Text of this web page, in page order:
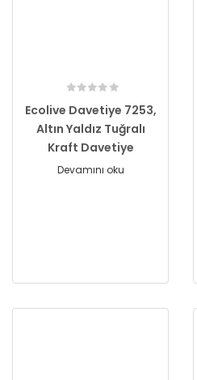
Ecolive Davetiye 7253,
Altın Yaldız Tuğralı
Kraft Davetiye
Devamını oku